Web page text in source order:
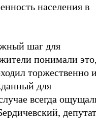
населения в
шаг для
понимали это,
торжественно
для
всегда
депутат